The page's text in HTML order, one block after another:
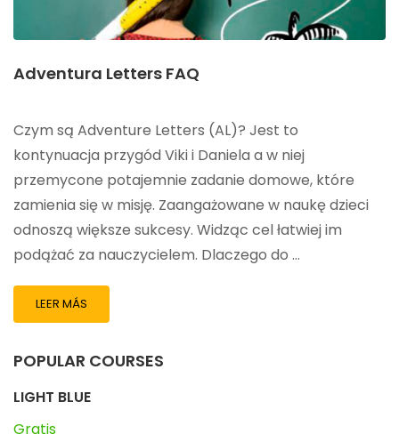
Adventura Letters FAQ
Czym są Adventure Letters (AL)? Jest to
kontynuacja przygód Viki i Daniela a w niej
przemycone potajemnie zadanie domowe, które
zamienia się w misję. Zaangażowane w naukę dzieci
odnoszą większe sukcesy. Widząc cel łatwiej im
podążać za nauczycielem. Dlaczego do …
LEER MÁS
POPULAR COURSES
LIGHT BLUE
Gratis